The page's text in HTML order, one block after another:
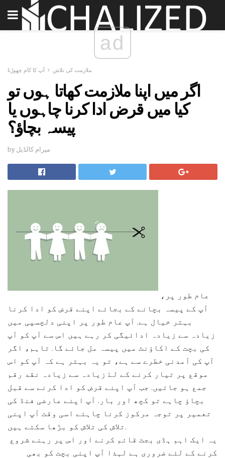
ad
ملازمت کی تلاش آپ کا کام چھوڑنا
اگر میں اپنا ملازمت کھاتا ہوں تو
کیا میں قرض ادا کرنا چاہوں یا
پیسہ بچاؤ؟
by میرام کالڈیل
آپ کے پیسہ بچانے کے بجائے اپنے قرض کو ادا کرنا
بہتر خیال ہے. آپ عام طور پر اپنی دلچسپی میں
زیادہ سے زیادہ ادائیگی کر رہے ہیں اس سے آپ کو آپ
کی بچت کے اکاؤنٹ میں پیسہ مل جائے گا. تاہم، اگر
آپ کی آمدنی خطرے سے ہے، تو یہ بہتر ہے کہ آپ کو اس
موقع پر تیار کرنے کے لۓ زیادہ سے زیادہ نقد رقم
جمع ہو جائیں. جب آپ اپنے قرض کو ادا کرنے سے قبل
بچاؤ چاہے تو کچھ اور بار. آپ اپنے عارضی فنڈ کی
تعمیر پر توجہ مرکوز کرنا چاہئے اسی وقت آپ اپنی
تلاش کی تلاش کو بڑھا سکتے ہیں.
یہ ایک اہم ہڈی بجٹ قائم کرنے اور اس پر رہنے شروع
کرنے کے لئے ضروری ہے لہذا آپ اپنی بچت کو بھی